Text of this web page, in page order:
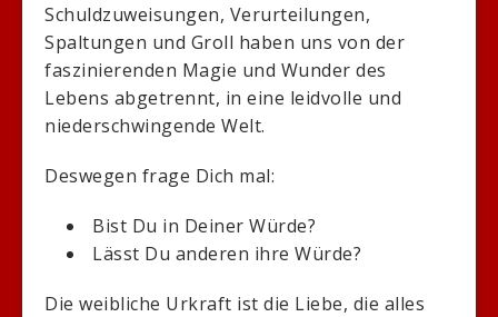
Schuldzuweisungen, Verurteilungen,
Spaltungen und Groll haben uns von der
faszinierenden Magie und Wunder des
Lebens abgetrennt, in eine leidvolle und
niederschwingende Welt.
Deswegen frage Dich mal:
Bist Du in Deiner Würde?
Lässt Du anderen ihre Würde?
Die weibliche Urkraft ist die Liebe, die alles